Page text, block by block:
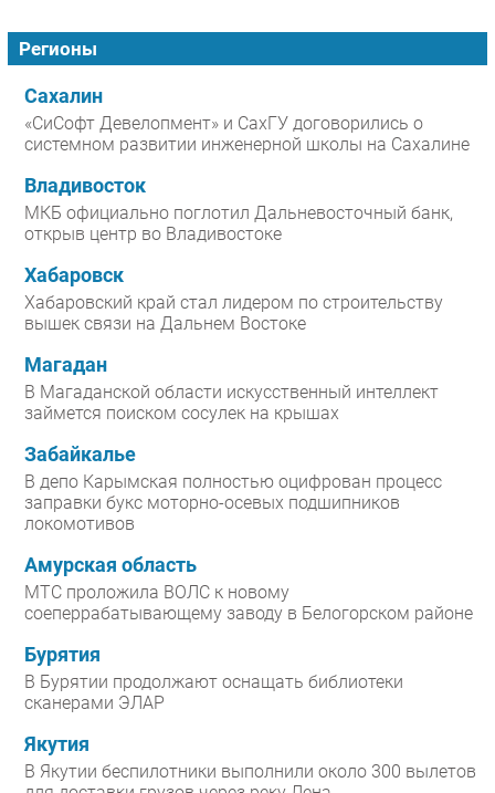
Регионы
Сахалин
«СиСофт Девелопмент» и СахГУ договорились о
системном развитии инженерной школы на Сахалине
Владивосток
МКБ официально поглотил Дальневосточный банк,
открыв центр во Владивостоке
Хабаровск
Хабаровский край стал лидером по строительству
вышек связи на Дальнем Востоке
Магадан
В Магаданской области искусственный интеллект
займется поиском сосулек на крышах
Забайкалье
В депо Карымская полностью оцифрован процесс
заправки букс моторно-осевых подшипников
локомотивов
Амурская область
МТС проложила ВОЛС к новому
соеперрабатывающему заводу в Белогорском районе
Бурятия
В Бурятии продолжают оснащать библиотеки
сканерами ЭЛАР
Якутия
В Якутии беспилотники выполнили около 300 вылетов